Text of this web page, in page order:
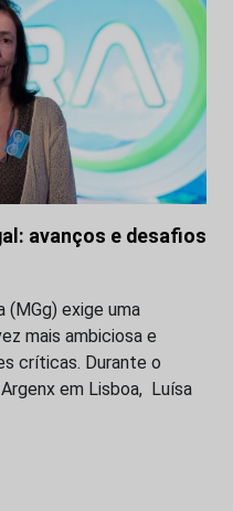
avanços e desafios
(MGg) exige uma
mais ambiciosa e
críticas. Durante o
em Lisboa, Luísa